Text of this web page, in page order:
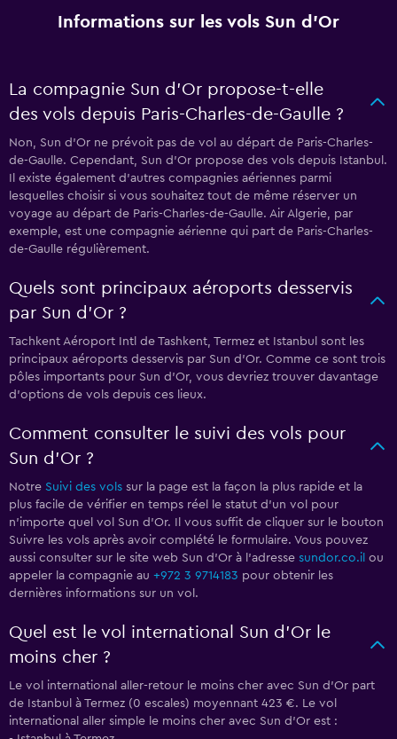
Informations sur les vols Sun d'Or
La compagnie Sun d'Or propose-t-elle
des vols depuis Paris-Charles-de-Gaulle ?
Non, Sun d'Or ne prévoit pas de vol au départ de Paris-Charles-
de-Gaulle. Cependant, Sun d'Or propose des vols depuis Istanbul.
Il existe également d'autres compagnies aériennes parmi
lesquelles choisir si vous souhaitez tout de même réserver un
voyage au départ de Paris-Charles-de-Gaulle. Air Algerie, par
exemple, est une compagnie aérienne qui part de Paris-Charles-
de-Gaulle régulièrement.
Quels sont principaux aéroports desservis
par Sun d'Or ?
Tachkent Aéroport Intl de Tashkent, Termez et Istanbul sont les
principaux aéroports desservis par Sun d'Or. Comme ce sont trois
pôles importants pour Sun d'Or, vous devriez trouver davantage
d'options de vols depuis ces lieux.
Comment consulter le suivi des vols pour
Sun d'Or ?
Notre Suivi des vols sur la page est la façon la plus rapide et la
plus facile de vérifier en temps réel le statut d'un vol pour
n'importe quel vol Sun d'Or. Il vous suffit de cliquer sur le bouton
Suivre les vols après avoir complété le formulaire. Vous pouvez
aussi consulter sur le site web Sun d'Or à l'adresse sundor.co.il ou
appeler la compagnie au +972 3 9714183 pour obtenir les
dernières informations sur un vol.
Quel est le vol international Sun d'Or le
moins cher ?
Le vol international aller-retour le moins cher avec Sun d'Or part
de Istanbul à Termez (0 escales) moyennant 423 €. Le vol
international aller simple le moins cher avec Sun d'Or est :